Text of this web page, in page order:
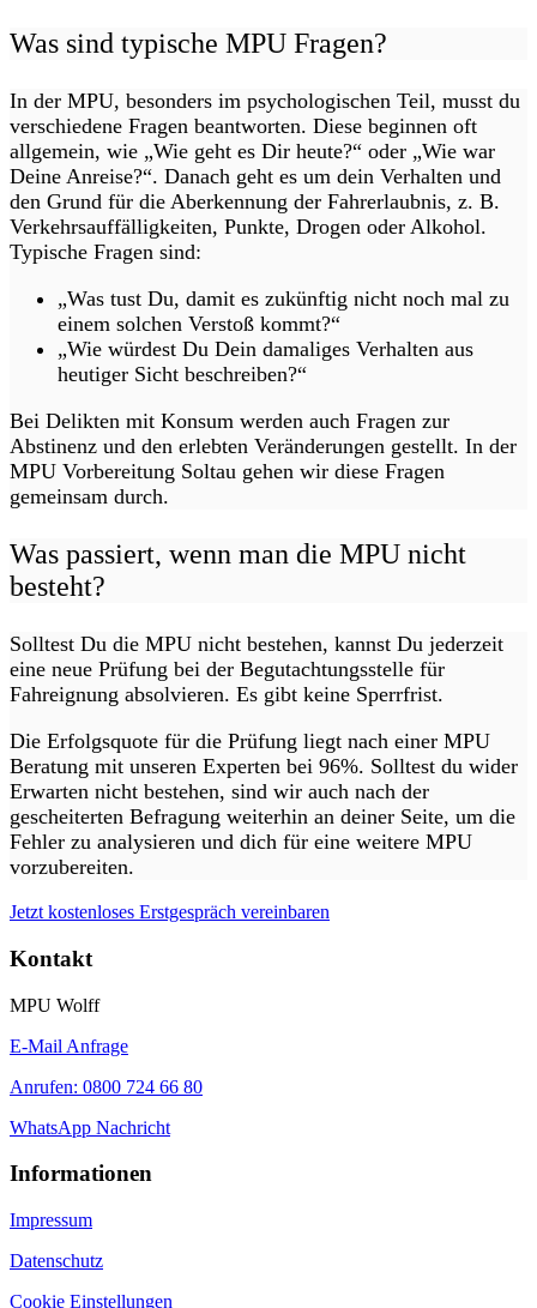
Was sind typische MPU Fragen?
In der MPU, besonders im psychologischen Teil, musst du
verschiedene Fragen beantworten. Diese beginnen oft
allgemein, wie „Wie geht es Dir heute?“ oder „Wie war
Deine Anreise?“. Danach geht es um dein Verhalten und
den Grund für die Aberkennung der Fahrerlaubnis, z. B.
Verkehrsauffälligkeiten, Punkte, Drogen oder Alkohol.
Typische Fragen sind:
„Was tust Du, damit es zukünftig nicht noch mal zu
einem solchen Verstoß kommt?“
„Wie würdest Du Dein damaliges Verhalten aus
heutiger Sicht beschreiben?“
Bei Delikten mit Konsum werden auch Fragen zur
Abstinenz und den erlebten Veränderungen gestellt. In der
MPU Vorbereitung Soltau gehen wir diese Fragen
gemeinsam durch.
Was passiert, wenn man die MPU nicht
besteht?
Solltest Du die MPU nicht bestehen, kannst Du jederzeit
eine neue Prüfung bei der Begutachtungsstelle für
Fahreignung absolvieren. Es gibt keine Sperrfrist.
Die Erfolgsquote für die Prüfung liegt nach einer MPU
Beratung mit unseren Experten bei 96%. Solltest du wider
Erwarten nicht bestehen, sind wir auch nach der
gescheiterten Befragung weiterhin an deiner Seite, um die
Fehler zu analysieren und dich für eine weitere MPU
vorzubereiten.
Jetzt kostenloses Erstgespräch vereinbaren
Kontakt
MPU Wolff
E-Mail Anfrage
Anrufen: 0800 724 66 80
WhatsApp Nachricht
Informationen
Impressum
Datenschutz
Cookie Einstellungen